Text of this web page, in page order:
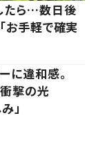
たら…数日後
お手軽で確実
に違和感。
撃の光
」